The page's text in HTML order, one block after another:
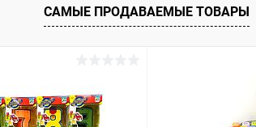
САМЫЕ ПРОДАВАЕМЫЕ ТОВАРЫ